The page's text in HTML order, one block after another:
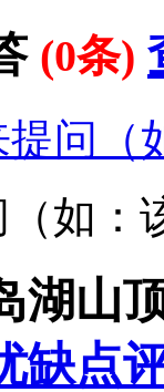
(0条)
问（
如：
湖山
缺点